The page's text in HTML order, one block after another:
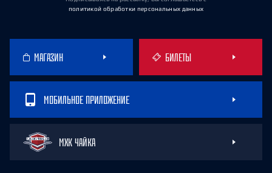
политикой обработки персональных данных
МАГАЗИН БИЛЕТЫ
МОБИЛЬНОЕ ПРИЛОЖЕНИЕ
МХК ЧАЙКА